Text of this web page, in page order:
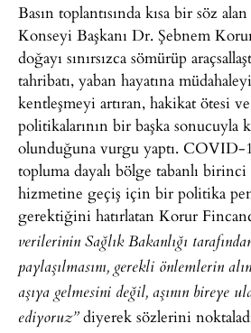
Basın toplantısında kısa bir söz
Konseyi Başkanı Dr. Şebnem
doğayı sınırsızca sömürüp
tahribatı, yaban hayatına
kentleşmeyi artıran, hakikat ötesi
politikalarının bir başka sonucuyla
olunduğuna vurgu yaptı. COVID-
topluma dayalı bölge tabanlı birinci
hizmetine geçiş için bir politika
gerektiğini hatırlatan Korur
verilerinin Sağlık Bakanlığı
paylaşılmasını, gerekli önlemlerin
aşıya gelmesini değil, aşının bireye
ediyoruz”diyerek sözlerini